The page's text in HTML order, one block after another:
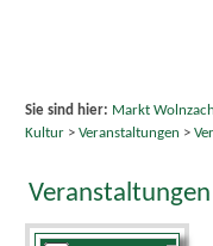
Sie sind hier: Markt Wolnzach
Kultur> Veranstaltungen >
Veranstaltungen